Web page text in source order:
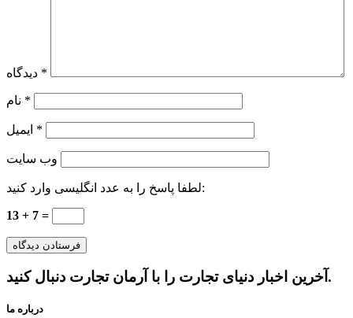
*
*
*
وب‌ سایت
لطفا پاسخ را به عدد انگلیسی وارد کنید:
13 + 7 =
آخرین اخبار دنیای تجارت را با آرمان تجارت دنبال کنید.
درباره ما